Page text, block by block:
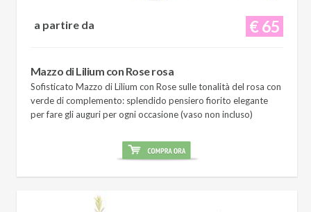
€ 65
a partire da
Mazzo di Lilium con Rose rosa
Sofisticato Mazzo di Lilium con Rose sulle tonalità del rosa con
verde di complemento: splendido pensiero fiorito elegante
per fare gli auguri per ogni occasione (vaso non incluso)